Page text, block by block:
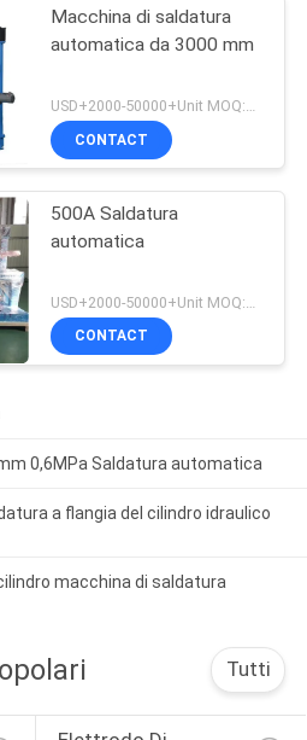
Macchina di saldatura
automatica da 3000 mm
CONTACT
500A Saldatura
automatica
CONTACT
0,6MPa Saldatura automatica
a flangia del cilindro idraulico
macchina di saldatura
Tutti